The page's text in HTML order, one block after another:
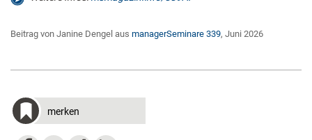
Beitrag von Janine Dengel aus managerSeminare 339, Juni 2026
merken